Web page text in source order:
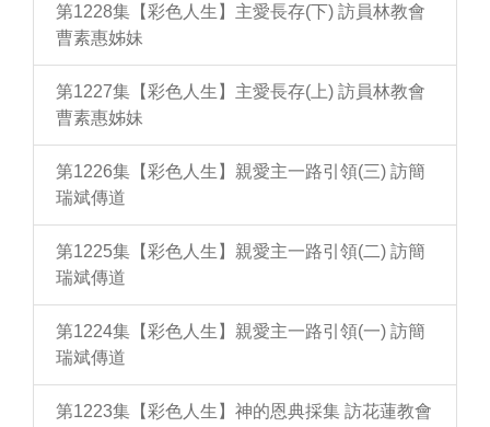
第1228集【彩色人生】主愛長存(下) 訪員林教會
曹素惠姊妹
第1227集【彩色人生】主愛長存(上) 訪員林教會
曹素惠姊妹
第1226集【彩色人生】親愛主一路引領(三) 訪簡
瑞斌傳道
第1225集【彩色人生】親愛主一路引領(二) 訪簡
瑞斌傳道
第1224集【彩色人生】親愛主一路引領(一) 訪簡
瑞斌傳道
第1223集【彩色人生】神的恩典採集 訪花蓮教會